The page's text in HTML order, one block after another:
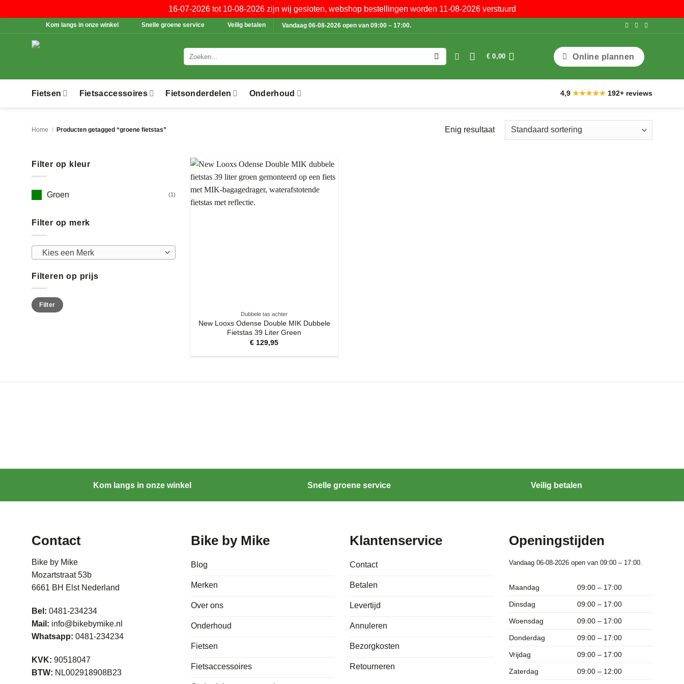
16-07-2026 tot 10-08-2026 zijn wij gesloten, webshop bestellingen worden 11-08-2026 verstuurd
naar
Kom langs in onze winkel Snelle groene service Veilig betalen Vandaag 06-08-2026 open van 09:00 – 17:00.
Zoeken
naar:
€ 0,00 Online plannen
Fietsen Fietsaccessoires Fietsonderdelen Onderhoud 4,9 ★★★★★ 192+ reviews
Home / Producten getagged “groene fietstas” Enig resultaat
Filter op kleur
Groen (1)
Filter op merk
Kies een Merk
Filteren op prijs
Min.
prijs
Max.
prijsFilter
Dubbele tas achter
New Looxs Odense Double MIK Dubbele
Fietstas 39 Liter Green
€ 129,95
Kom langs in onze winkel Snelle groene service Veilig betalen
Contact
Bike by Mike
Mozartstraat 53b
6661 BH Elst Nederland
Bel: 0481-234234
Mail: info@bikebymike.nl
Whatsapp: 0481-234234
KVK: 90518047
BTW: NL002918908B23
Bike by Mike
Blog
Merken
Over ons
Onderhoud
Fietsen
Fietsaccessoires
Klantenservice
Contact
Betalen
Levertijd
Annuleren
Bezorgkosten
Retourneren
Openingstijden
Vandaag 06-08-2026 open van 09:00 – 17:00.
Maandag 09:00 – 17:00
Dinsdag 09:00 – 17:00
Woensdag 09:00 – 17:00
Donderdag 09:00 – 17:00
Vrijdag 09:00 – 17:00
Zaterdag 09:00 – 12:00